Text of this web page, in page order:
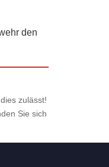
den
zulässt!
Sie sich